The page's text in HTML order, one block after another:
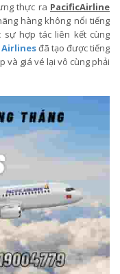
thực ra PacificAirline
hàng không nổi tiếng
sự hợp tác liên kết cùng
Airlinesđã tạo được tiếng
và giá vé lại vô cùng phải